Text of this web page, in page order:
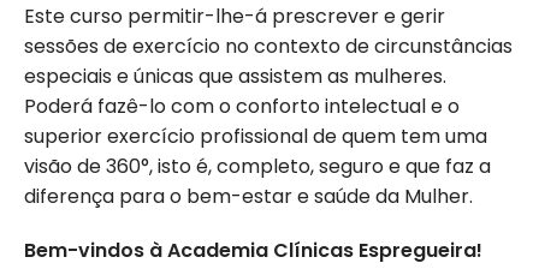
Este curso permitir-lhe-á prescrever e gerir
sessões de exercício no contexto de circunstâncias
especiais e únicas que assistem as mulheres.
Poderá fazê-lo com o conforto intelectual e o
superior exercício profissional de quem tem uma
visão de 360°, isto é, completo, seguro e que faz a
diferença para o bem-estar e saúde da Mulher.
Bem-vindos à Academia Clínicas Espregueira!